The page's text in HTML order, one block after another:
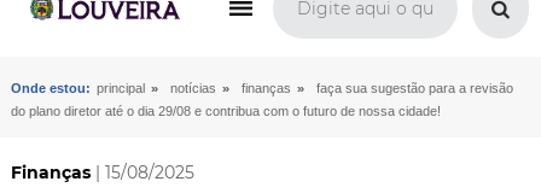
Onde estou: principal » notícias » finanças »
faça sua sugestão para a revisão
do plano diretor até o dia 29/08 e contribua com o futuro de nossa cidade!
Finanças| 15/08/2025